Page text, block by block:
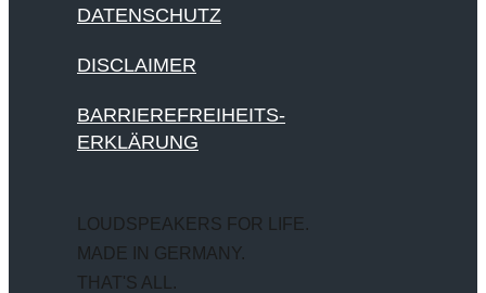
DATENSCHUTZ
DISCLAIMER
BARRIEREFREIHEITS-
ERKLÄRUNG
LOUDSPEAKERS FOR LIFE.
MADE IN GERMANY.
THAT'S ALL.